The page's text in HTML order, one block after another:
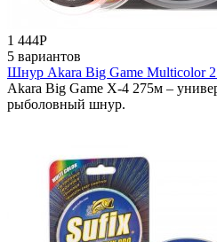
1 444Р
5 вариантов
Шнур Akara Big Game Multicolor
Akara Big Game X-4 275м –
рыболовный шнур.